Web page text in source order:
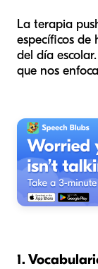
La terapia
específicos de
del día
que nos
1.